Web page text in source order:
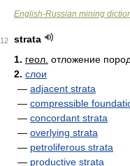
English-Russian mining
12
strata
1. геол. отложение
2. слои
— adjacent strata
— compressible
— concordant strata
— overlying strata
— petroliferous strata
— productive strata